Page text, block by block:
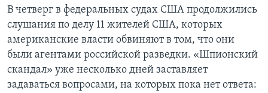
ДЕТАЛИ
НЬЮ-ЙОРК NEW YORK
АМЕРИКА. БОЛЬШОЕ ПУТЕШЕСТВИЕ
АМЕРИКАНСКИЕ ГОРОДКИ
ТЕСТЫ
УЧИМ АНГЛИЙСКИЙ
ВИДЕО
ПОДПИСКА НА НОВОСТИ
Learning English
В четверг в федеральных судах США продолжились
слушания по делу 11 жителей США, которых
американские власти обвиняют в том, что они
были агентами российской разведки. «Шпионский
скандал» уже несколько дней заставляет
задаваться вопросами, на которых пока нет ответа: